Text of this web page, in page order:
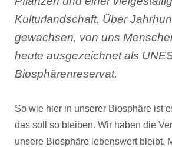
Kulturlandschaft. Über
gewachsen, von uns
heute ausgezeichnet als
Biosphärenreservat.
So wie hier in unserer Biosphäre ist
das soll so bleiben. Wir haben die
unsere Biosphäre lebenswert bleibt.